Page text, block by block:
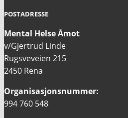
POSTADRESSE
Mental Helse Åmot
v/Gjertrud Linde
Rugsveveien 215
2450 Rena
Organisasjonsnummer:
994 760 548